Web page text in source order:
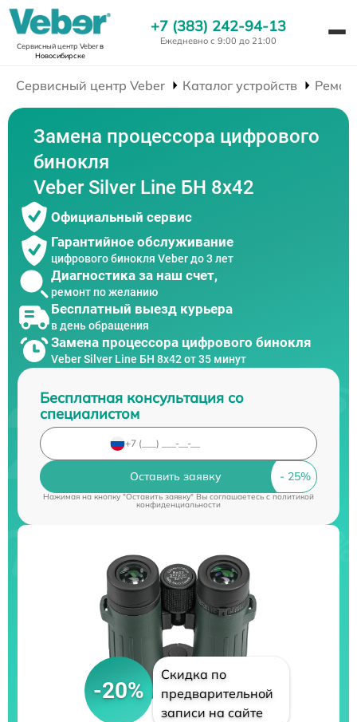
Сервисный центр Veberв
Новосибирске
+7 (383) 242-94-13
Ежедневно с 9:00 до 21:00
Сервисный центр Veber Каталог устройств
Замена процессора цифрового
бинокля
Veber Silver Line БН 8x42
Официальный сервис
Гарантийное обслуживание
цифрового бинокля Veber до 3 лет
Диагностика за наш счет,
ремонт по желанию
Бесплатный выезд курьера
в день обращения
Замена процессора цифрового бинокля
Veber Silver Line БН 8x42 от 35 минут
Бесплатная консультация со
специалистом
Оставить заявку
Нажимая на кнопку "Оставить заявку" Вы соглашаетесь cполитикой
конфиденциальности
-20%
Скидка по
предварительной
записи на сайте